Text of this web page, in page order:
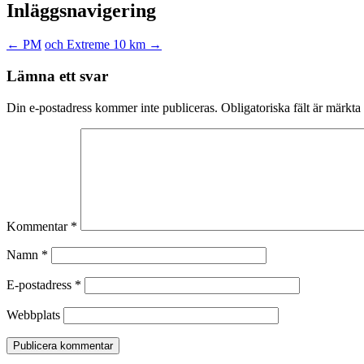
Inläggsnavigering
← PM och Extreme 10 km →
Lämna ett svar
Din e-postadress kommer inte publiceras. Obligatoriska fält är märkta
Kommentar *
Namn *
E-postadress *
Webbplats